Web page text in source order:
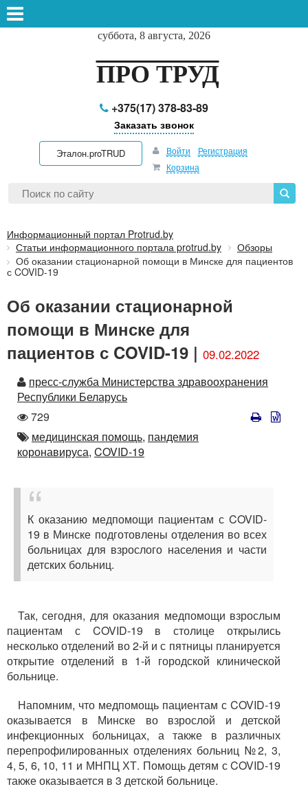
суббота, 8 августа, 2026
ПРО ТРУД
+375(17) 378-83-89
Заказать звонок
Эталон.proTRUD Войти
Регистрация
Корзина
Информационный портал Protrud.by
Статьи информационного портала protrud.by
Обзоры
Об оказании стационарной помощи в Минске для пациентов
с COVID-19
Об оказании стационарной
помощи в Минске для
пациентов с COVID-19 | 09.02.2022
Автор
пресс-служба Министерства здравоохранения
Республики Беларусь
Количество
просмотров
729
Автор
медицинская помощь, пандемия
коронавируса, COVID-19
К оказанию медпомощи пациентам с COVID-
19 в Минске подготовлены отделения во всех
больницах для взрослого населения и части
детских больниц.
Так, сегодня, для оказания медпомощи взрослым
пациентам с COVID-19 в столице открылись
несколько отделений во 2-й и с пятницы планируется
открытие отделений в 1-й городской клинической
больнице.
Напомним, что медпомощь пациентам с COVID-19
оказывается в Минске во взрослой и детской
инфекционных больницах, а также в различных
перепрофилированных отделениях больниц №2, 3,
4, 5, 6, 10, 11 и МНПЦ ХТ. Помощь детям с COVID-19
также оказывается в 3 детской больнице.